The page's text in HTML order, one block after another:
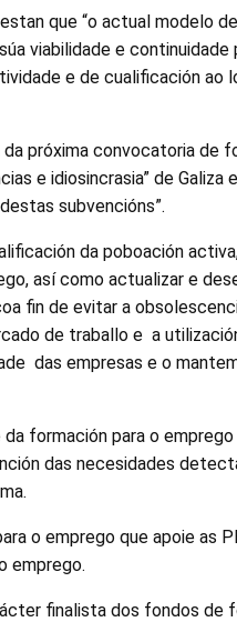
que “o actual modelo
viabilidade e
e de cualificación ao
próxima convocatoria de
e idiosincrasia” de Galiza
subvencións”.
da poboación
así como actualizar e
fin de evitar a
de traballo e a
das empresas e o
formación para o
das necesidades
o emprego que apoie as
emprego.
finalista dos fondos de